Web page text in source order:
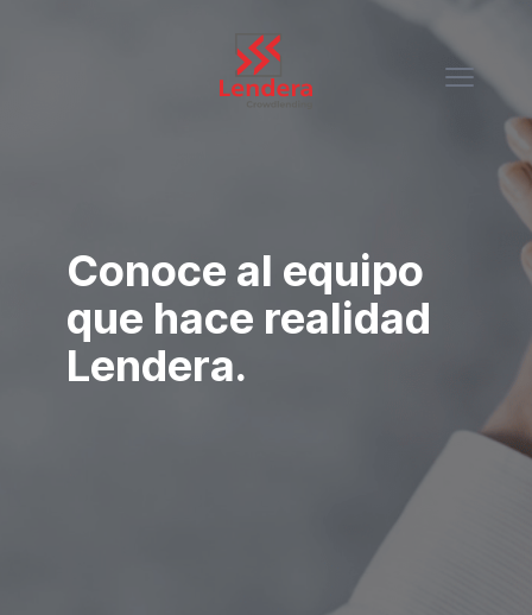
Conoce al equipo
que hace realidad
Lendera.